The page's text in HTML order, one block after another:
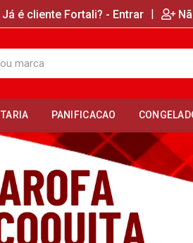
Já é cliente Fortali? - Entrar |
PANIFICACAO